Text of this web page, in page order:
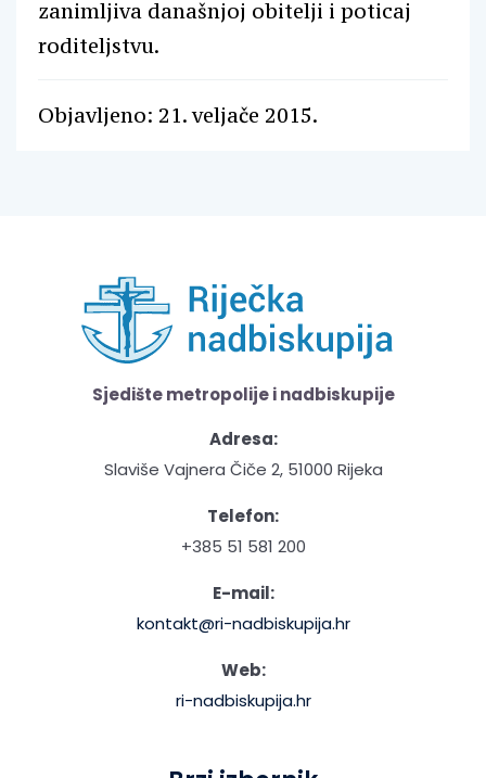
zanimljiva današnjoj obitelji i poticaj
roditeljstvu.
Objavljeno: 21. veljače 2015.
Sjedište metropolije i nadbiskupije
Adresa:
Slaviše Vajnera Čiče 2, 51000 Rijeka
Telefon:
+385 51 581 200
E-mail:
kontakt@ri-nadbiskupija.hr
Web:
ri-nadbiskupija.hr